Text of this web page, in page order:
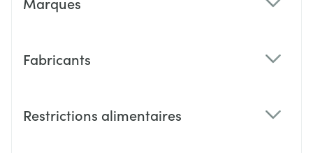
Fabricants
Restrictions alimentaires